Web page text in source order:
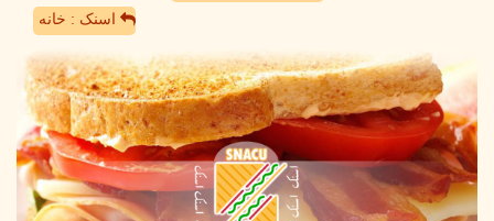
اسنک : خانه